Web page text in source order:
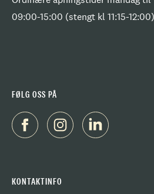
09:00-15:00 (stengt kl 11:15-12:00)
FØLG OSS PÅ
KONTAKTINFO